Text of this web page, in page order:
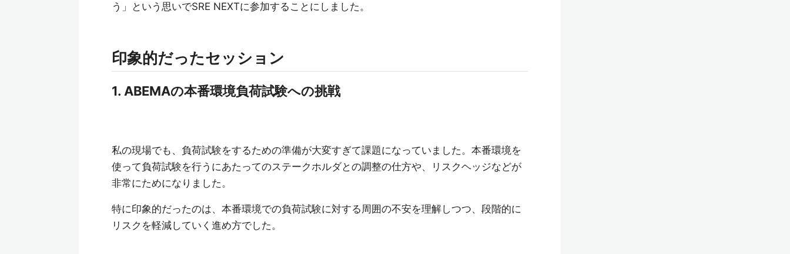
う」という思いでSRE NEXTに参加することにしました。
印象的だったセッション
1. ABEMAの本番環境負荷試験への挑戦
私の現場でも、負荷試験をするための準備が大変すぎて課題になっていました。本番環境を
使って負荷試験を行うにあたってのステークホルダとの調整の仕方や、リスクヘッジなどが
非常にためになりました。
特に印象的だったのは、本番環境での負荷試験に対する周囲の不安を理解しつつ、段階的に
リスクを軽減していく進め方でした。